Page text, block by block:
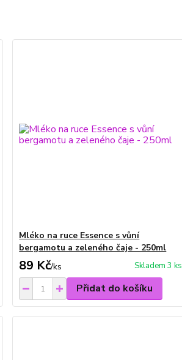
Mléko na ruce Essence s vůní
bergamotu a zeleného čaje - 250ml
89 Kč/ks Skladem 3 ks
Přidat do košíku